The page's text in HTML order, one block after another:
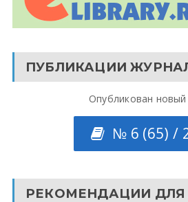
ПУБЛИКАЦИИ
Опубликован
№ 6 (65) /
РЕКОМЕНДАЦИИ